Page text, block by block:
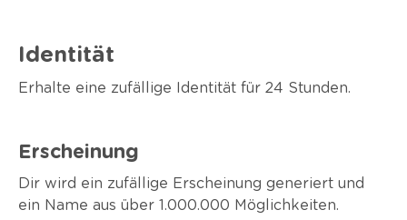
Identität
Erhalte eine zufällige Identität für 24 Stunden.
Erscheinung
Dir wird ein zufällige Erscheinung generiert und
ein Name aus über 1.000.000 Möglichkeiten.